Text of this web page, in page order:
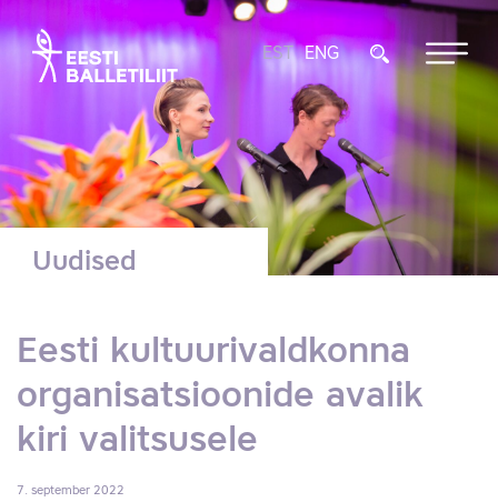
EST ENG
Uudised
Eesti kultuurivaldkonna
organisatsioonide avalik
kiri valitsusele
7. september 2022